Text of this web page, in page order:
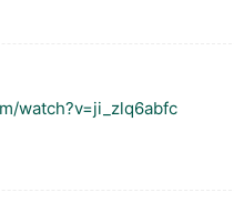
watch?v=ji_zlq6abfc